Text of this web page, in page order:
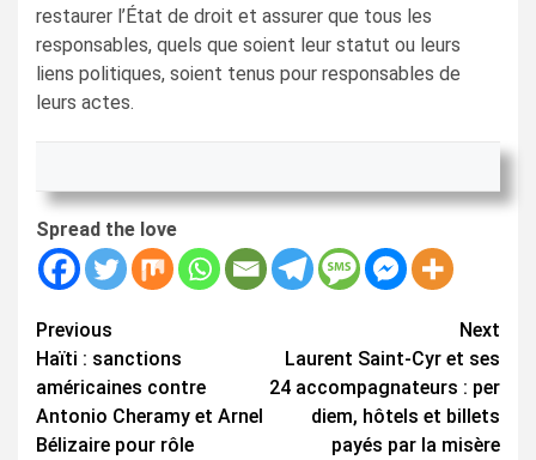
restaurer l’État de droit et assurer que tous les
responsables, quels que soient leur statut ou leurs
liens politiques, soient tenus pour responsables de
leurs actes.
Spread the love
Continue
Reading
Previous
Haïti : sanctions
américaines contre
Antonio Cheramy et Arnel
Bélizaire pour rôle
Next
Laurent Saint-Cyr et ses
24 accompagnateurs : per
diem, hôtels et billets
payés par la misère